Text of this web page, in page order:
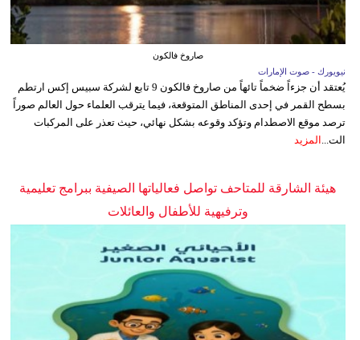
صاروخ فالكون
نيويورك - صوت الإمارات
يُعتقد أن جزءاً ضخماً تائهاً من صاروخ فالكون 9 تابع لشركة سبيس إكس ارتطم
بسطح القمر في إحدى المناطق المتوقعة، فيما يترقب العلماء حول العالم صوراً
ترصد موقع الاصطدام وتؤكد وقوعه بشكل نهائي، حيث تعذر على المركبات
الت...
المزيد
هيئة الشارقة للمتاحف تواصل فعالياتها الصيفية ببرامج تعليمية
وترفيهية للأطفال والعائلات